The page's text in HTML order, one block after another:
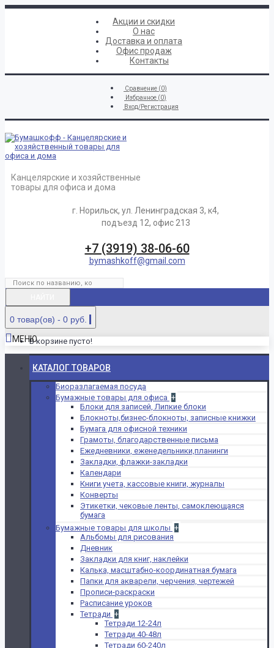
Акции и скидки
О нас
Доставка и оплата
Офис продаж
Контакты
Сравнение (0)
Избранное (0)
Вход/Регистрация
Канцелярские и хозяйственные
товары для офиса и дома
г. Норильск, ул. Ленинградская 3, к4,
подъезд 12, офис 213
+7 (3919) 38-06-60
bymashkoff@gmail.com
0 товар(ов) - 0 руб.
В корзине пусто!
МЕНЮ
КАТАЛОГ ТОВАРОВ
Биоразлагаемая посуда
Бумажные товары для офиса +
Блоки для записей, Липкие блоки
Блокноты,бизнес-блокноты, записные книжки
Бумага для офисной техники
Грамоты, благодарственные письма
Ежедневники, еженедельники,планинги
Закладки, флажки-закладки
Календари
Книги учета, кассовые книги, журналы
Конверты
Этикетки, чековые ленты, самоклеющаяся
бумага
Бумажные товары для школы +
Альбомы для рисования
Дневник
Закладки для книг, наклейки
Калька, масштабно-координатная бумага
Папки для акварели, черчения, чертежей
Прописи-раскраски
Расписание уроков
Тетради +
Тетради 12-24л
Тетради 40-48л
Тетради 60-240л